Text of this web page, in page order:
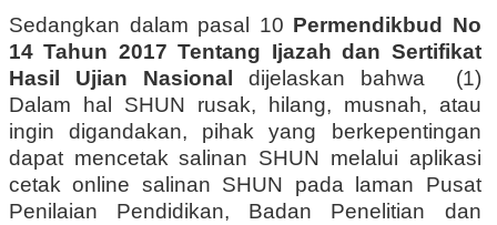
Sedangkan dalam pasal 10 Permendikbud No
14 Tahun 2017 Tentang Ijazah dan Sertifikat
Hasil Ujian Nasional
dijelaskan bahwa (1)
Dalam hal SHUN rusak, hilang, musnah, atau
ingin digandakan, pihak yang berkepentingan
dapat mencetak salinan SHUN melalui aplikasi
cetak online salinan SHUN pada laman Pusat
Penilaian Pendidikan, Badan Penelitian dan